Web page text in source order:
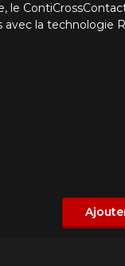
le
la technologie